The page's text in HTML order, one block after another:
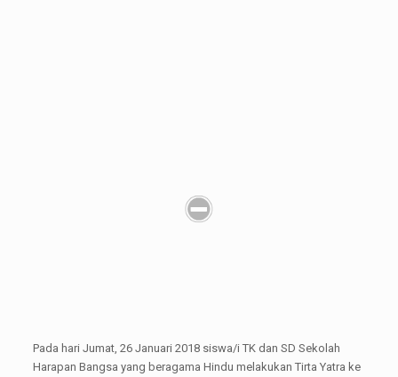
Pada hari Jumat, 26 Januari 2018 siswa/i TK dan SD Sekolah
Harapan Bangsa yang beragama Hindu melakukan Tirta Yatra ke